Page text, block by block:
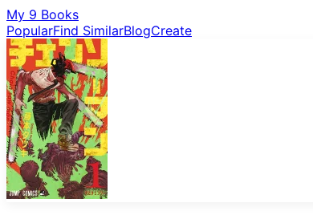
My 9 Books
PopularFind SimilarBlogCreate